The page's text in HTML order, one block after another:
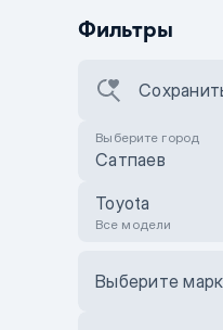
Фильтры
Выберите город
Сатпаев
Toyota
Все модели
Выберите